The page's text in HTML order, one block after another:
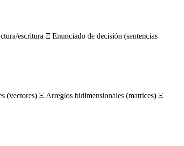
escritura Ξ Enunciado de decisión (sentencias
(vectores) Ξ Arreglos bidimensionales (matrices) Ξ